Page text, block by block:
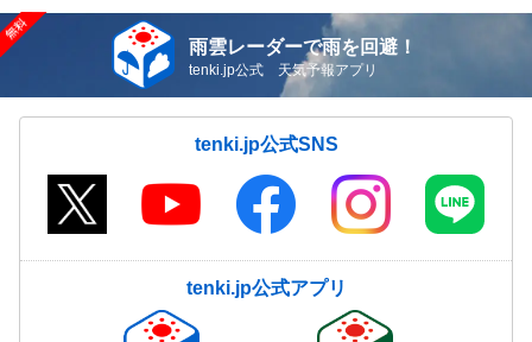
雨雲レーダーで雨を回避！
tenki.jp公式 天気予報アプリ
tenki.jp公式SNS
tenki.jp公式アプリ